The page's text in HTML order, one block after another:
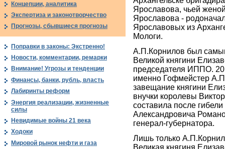
Ярославова, чьей
Ярославова -
Ярославовых из
Мологи.
А.П.Корнилов был
Великой княгини
председателя ИППО.
именно Гофмейстер
завещание княгини
внучки королевы
составила после
Александровича
генерал-губернатора.
Лишь только
Великая княгиня
Концепции, аналитика
Экспертиза и законотворчество
Прогнозы, сбывшиеся прогнозы
Поправки в законы: Экстренно!
Новости, комментарии, ремарки
Внимание! Угрозы и тенденции
Финансы, банки, рубль, власть
Лабиринты реформ
Энергия реализации, жизненные
силы
Невидимые войны 21 века
Ходоки
Мировой рынок нефти и газа